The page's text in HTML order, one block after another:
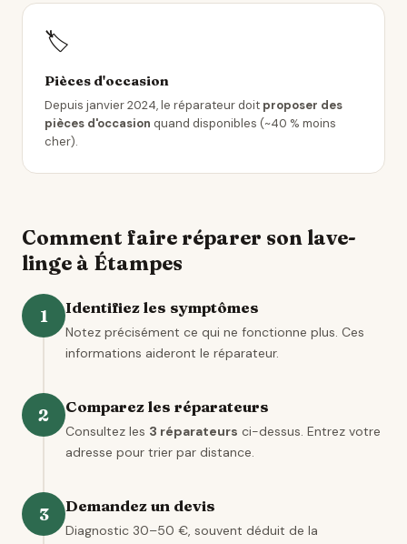
🏷️
Pièces d'occasion
Depuis janvier 2024, le réparateur doit proposer des
pièces d'occasion quand disponibles (~40 % moins
cher).
Comment faire réparer son lave-
linge à Étampes
1 Identifiez les symptômes
Notez précisément ce qui ne fonctionne plus. Ces
informations aideront le réparateur.
2 Comparez les réparateurs
Consultez les 3 réparateurs ci-dessus. Entrez votre
adresse pour trier par distance.
3 Demandez un devis
Diagnostic 30–50 €, souvent déduit de la